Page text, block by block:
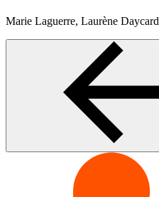
Marie Laguerre, Laurène Daycard